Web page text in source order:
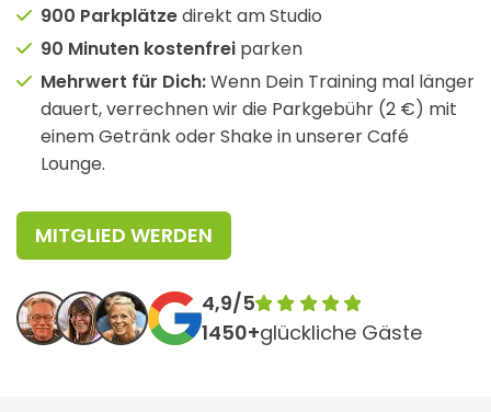
900 Parkplätzedirekt am Studio
90 Minuten kostenfrei parken
Mehrwert für Dich:Wenn Dein Training mal länger
dauert, verrechnen wir die Parkgebühr (2 €) mit
einem Getränk oder Shake in unserer Café
Lounge.
MITGLIED WERDEN
4,9/5
1450+glückliche Gäste